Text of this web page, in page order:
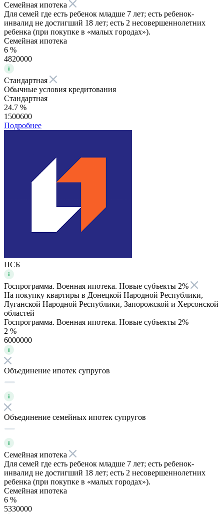
Семейная ипотека
Для семей где есть ребенок младше 7 лет; есть ребенок-
инвалид не достигший 18 лет; есть 2 несовершеннолетних
ребенка (при покупке в «малых городах»).
Семейная ипотека
6 %
4820000
Стандартная
Обычные условия кредитования
Стандартная
24.7 %
1500600
Подробнее
ПСБ
Госпрограмма. Военная ипотека. Новые субъекты 2%
На покупку квартиры в Донецкой Народной Республики,
Луганской Народной Республики, Запорожской и Херсонской
областей
Госпрограмма. Военная ипотека. Новые субъекты 2%
2 %
6000000
Объединение ипотек супругов
Объединение семейных ипотек супругов
Семейная ипотека
Для семей где есть ребенок младше 7 лет; есть ребенок-
инвалид не достигший 18 лет; есть 2 несовершеннолетних
ребенка (при покупке в «малых городах»).
Семейная ипотека
6 %
5330000